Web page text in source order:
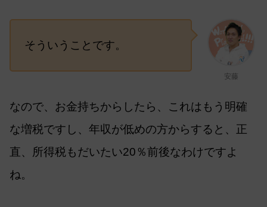
安藤
そういうことです。
なので、お金持ちからしたら、これはもう明確
な増税ですし、年収が低めの方からすると、正
直、所得税もだいたい20％前後なわけですよ
ね。